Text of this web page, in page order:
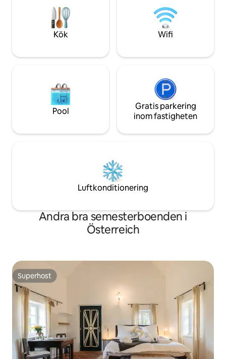
en kudde av schweizisk
skönheten i
Kök Wifi
Pool
Gratis parkering
inom fastigheten
Luftkonditionering
Andra bra semesterboenden i
Österreich
Superhost
Superhost